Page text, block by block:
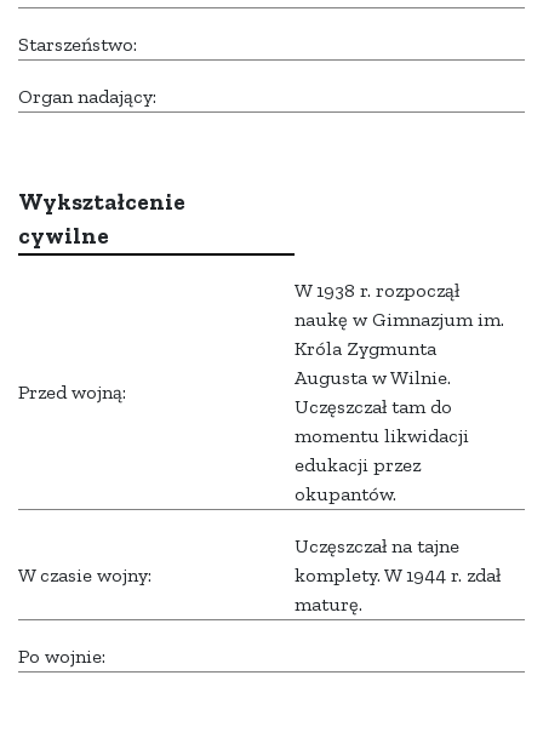
Starszeństwo:
Organ nadający:
Wykształcenie
cywilne
Przed wojną:
W 1938 r. rozpoczął
naukę w Gimnazjum im.
Króla Zygmunta
Augusta w Wilnie.
Uczęszczał tam do
momentu likwidacji
edukacji przez
okupantów.
W czasie wojny:
Uczęszczał na tajne
komplety. W 1944 r. zdał
maturę.
Po wojnie: